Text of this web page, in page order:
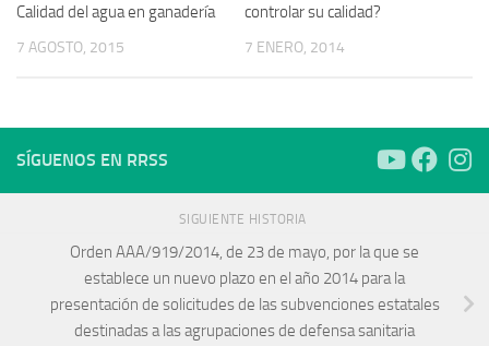
Calidad del agua en ganadería
7 AGOSTO, 2015
controlar su calidad?
7 ENERO, 2014
SÍGUENOS EN RRSS
SIGUIENTE HISTORIA
Orden AAA/919/2014, de 23 de mayo, por la que se
establece un nuevo plazo en el año 2014 para la
presentación de solicitudes de las subvenciones estatales
destinadas a las agrupaciones de defensa sanitaria